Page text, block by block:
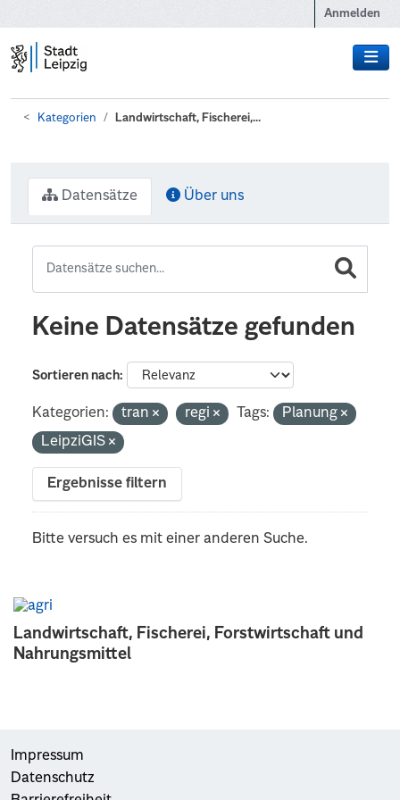
Anmelden
Kategorien Landwirtschaft, Fischerei,...
Landwirtschaft, Fischerei, Forstwirtschaft und
Nahrungsmittel
Datensätze Über uns
Keine Datensätze gefunden
Sortieren nach
Kategorien: tran regi Tags:
Planung
LeipziGIS
Ergebnisse filtern
Bitte versuch es mit einer anderen Suche.
Impressum
Datenschutz